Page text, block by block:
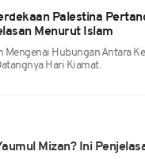
Palestina
Menurut Islam
Mengenai Hubungan Antara
Hari Kiamat.
Mizan? Ini